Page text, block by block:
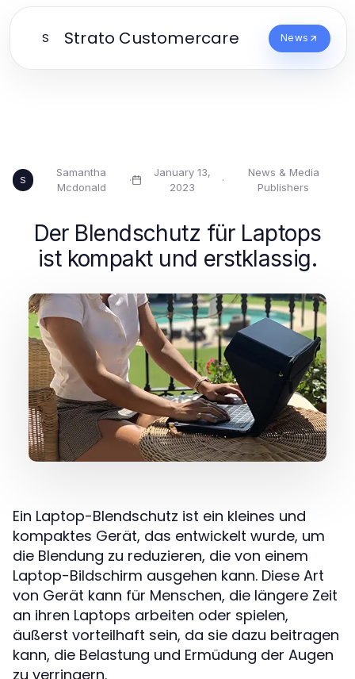
S Strato Customercare News
S
Samantha
Mcdonald
·
January 13,
2023
·
News & Media
Publishers
Der Blendschutz für Laptops
ist kompakt und erstklassig.
Ein Laptop-Blendschutz ist ein kleines und
kompaktes Gerät, das entwickelt wurde, um
die Blendung zu reduzieren, die von einem
Laptop-Bildschirm ausgehen kann. Diese Art
von Gerät kann für Menschen, die längere Zeit
an ihren Laptops arbeiten oder spielen,
äußerst vorteilhaft sein, da sie dazu beitragen
kann, die Belastung und Ermüdung der Augen
zu verringern.